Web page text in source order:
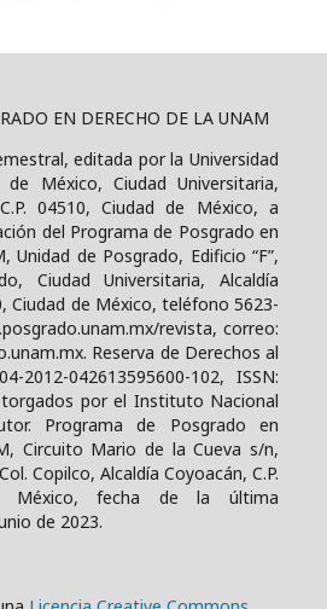
EN DERECHO DE LA UNAM
editada por la Universidad
México, Ciudad Universitaria,
04510, Ciudad de México, a
del Programa de Posgrado en
Unidad de Posgrado, Edificio “F”,
Ciudad Universitaria, Alcaldía
Ciudad de México, teléfono 5623-
revista, correo:
Reserva de Derechos al
2012-042613595600-102, ISSN:
por el Instituto Nacional
Programa de Posgrado en
Circuito Mario de la Cueva s/n,
Copilco, Alcaldía Coyoacán, C.P.
México, fecha de la última
de 2023.